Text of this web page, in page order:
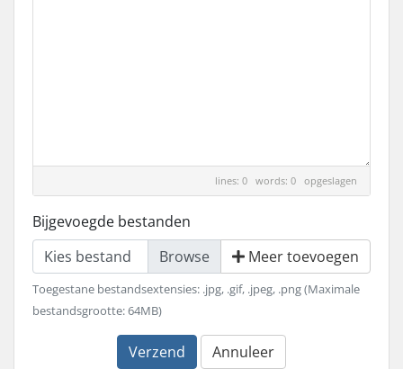
lines: 0 words: 0 opgeslagen
Bijgevoegde bestanden
Kies bestand
Meer toevoegen
Toegestane bestandsextensies: .jpg, .gif, .jpeg, .png (Maximale
bestandsgrootte: 64MB)
Verzend Annuleer